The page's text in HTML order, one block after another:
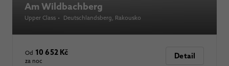
Am Wildbachberg
Upper Class • Deutschlandsberg, Rakousko
Od 10 652 Kč
za noc
Detail